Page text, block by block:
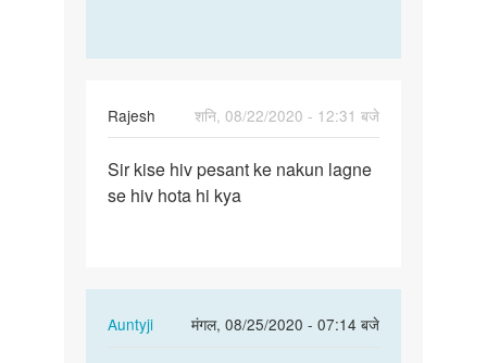
Rajesh
शनि, 08/22/2020 - 12:31 बजे
Sir
kise
Sir kise hiv pesant ke nakun lagne
se hiv hota hi kya
Auntyji
मंगल, 08/25/2020 - 07:14 बजे
In